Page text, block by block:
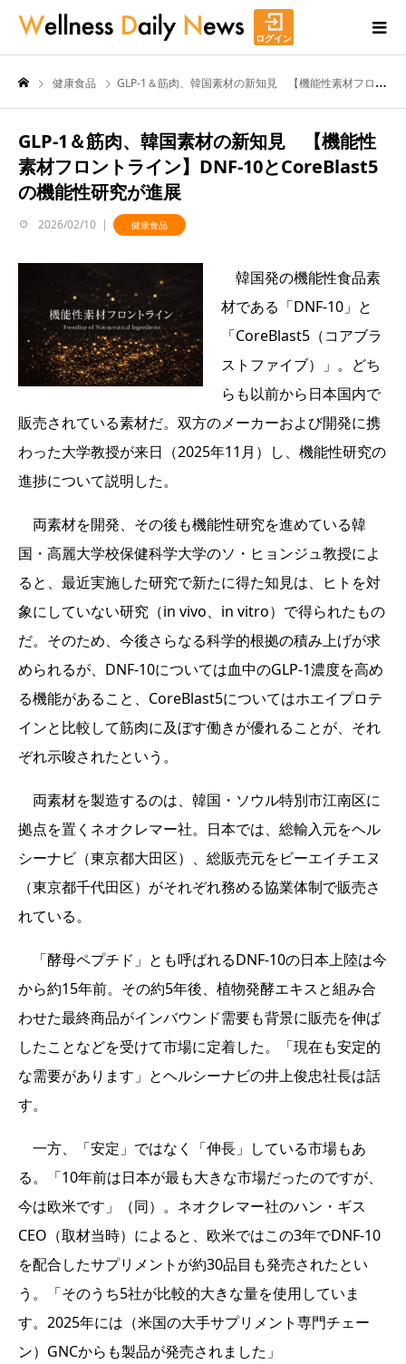
ログイン
健康食品 GLP-1＆筋肉、韓国素材の新知見 【機能性素材フロントライン】DNF-10とCoreBlast5の機能性研究が進展
GLP-1＆筋肉、韓国素材の新知見 【機能性
素材フロントライン】DNF-10とCoreBlast5
の機能性研究が進展
2026/02/10 健康食品
韓国発の機能性食品素
材である「DNF-10」と
「CoreBlast5（コアブラ
ストファイブ）」。どち
らも以前から日本国内で
販売されている素材だ。双方のメーカーおよび開発に携
わった大学教授が来日（2025年11月）し、機能性研究の
進捗について説明した。
両素材を開発、その後も機能性研究を進めている韓
国・高麗大学校保健科学大学のソ・ヒョンジュ教授によ
ると、最近実施した研究で新たに得た知見は、ヒトを対
象にしていない研究（in vivo、in vitro）で得られたもの
だ。そのため、今後さらなる科学的根拠の積み上げが求
められるが、DNF-10については血中のGLP-1濃度を高め
る機能があること、CoreBlast5についてはホエイプロテ
インと比較して筋肉に及ぼす働きが優れることが、それ
ぞれ示唆されたという。
両素材を製造するのは、韓国・ソウル特別市江南区に
拠点を置くネオクレマー社。日本では、総輸入元をヘル
シーナビ（東京都大田区）、総販売元をビーエイチエヌ
（東京都千代田区）がそれぞれ務める協業体制で販売さ
れている。
「酵母ペプチド」とも呼ばれるDNF-10の日本上陸は今
から約15年前。その約5年後、植物発酵エキスと組み合
わせた最終商品がインバウンド需要も背景に販売を伸ば
したことなどを受けて市場に定着した。「現在も安定的
な需要があります」とヘルシーナビの井上俊忠社長は話
す。
一方、「安定」ではなく「伸長」している市場もあ
る。「10年前は日本が最も大きな市場だったのですが、
今は欧米です」（同）。ネオクレマー社のハン・ギス
CEO（取材当時）によると、欧米ではこの3年でDNF-10
を配合したサプリメントが約30品目も発売されたとい
う。「そのうち5社が比較的大きな量を使用していま
す。2025年には（米国の大手サプリメント専門チェー
ン）GNCからも製品が発売されました」